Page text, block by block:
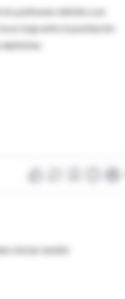
pulmones debido a un
es baja entre la población
iniciar sesión